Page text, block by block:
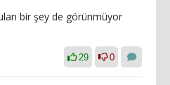
bir şey de görünmüyor
29 0